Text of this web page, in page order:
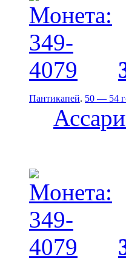
Пантикапей. 50 — 54